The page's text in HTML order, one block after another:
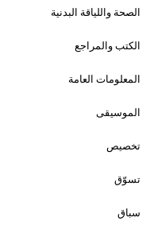
الصحة واللياقة البدنية
الكتب والمراجع
المعلومات العامة
الموسيقى
تخصيص
تسوّق
سباق